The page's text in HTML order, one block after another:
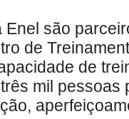
Enel são
de
de
mil pessoas